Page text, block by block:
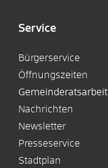
Service
Bürgerservice
Öffnungszeiten
Gemeinderatsarbeit
Nachrichten
Newsletter
Presseservice
Stadtplan